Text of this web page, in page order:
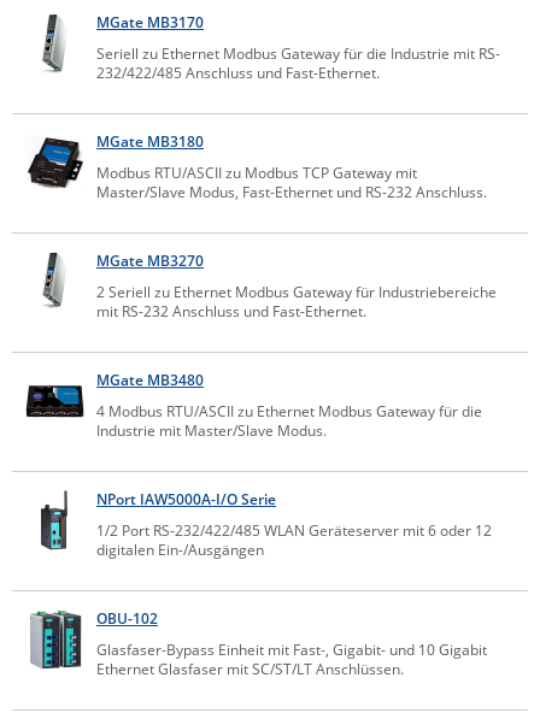
Energiemessung
Energieverteilung
IP, WLAN & GSM Sensorik
Datenlogger
IoT - Internet of Things
Remote I/O
IPC, Industrielle Netzwerktechnik & WLAN
Wi-Fi - WLAN - Wireless
Sonstige
Serverräume
RMA / Rücksendung / Support
CompleTech
Contemporary Controls
Digi
Eaton
Elsys
Enginko - mcf88
Fokus Technologies
Gefen
Gude
Guntermann & Drunck
High Sec Labs
HW group
Icron
IEC Lock
Kerlink
Kramer Electronics
MGate MB3170
Seriell zu Ethernet Modbus Gateway für die Industrie mit RS-
232/422/485 Anschluss und Fast-Ethernet.
MGate MB3180
Modbus RTU/ASCII zu Modbus TCP Gateway mit
Master/Slave Modus, Fast-Ethernet und RS-232 Anschluss.
MGate MB3270
2 Seriell zu Ethernet Modbus Gateway für Industriebereiche
mit RS-232 Anschluss und Fast-Ethernet.
MGate MB3480
4 Modbus RTU/ASCII zu Ethernet Modbus Gateway für die
Industrie mit Master/Slave Modus.
NPort IAW5000A-I/O Serie
1/2 Port RS-232/422/485 WLAN Geräteserver mit 6 oder 12
digitalen Ein-/Ausgängen
OBU-102
Glasfaser-Bypass Einheit mit Fast-, Gigabit- und 10 Gigabit
Ethernet Glasfaser mit SC/ST/LT Anschlüssen.